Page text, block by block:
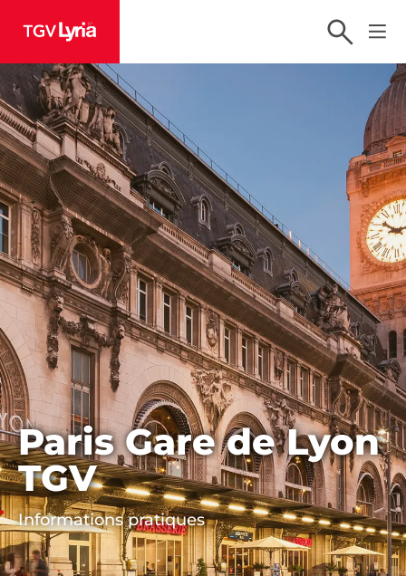
TGV Lyria
ACCUEIL
P
A
R
I
S
G
A
Paris Gare de Lyon
TGV
Informations pratiques